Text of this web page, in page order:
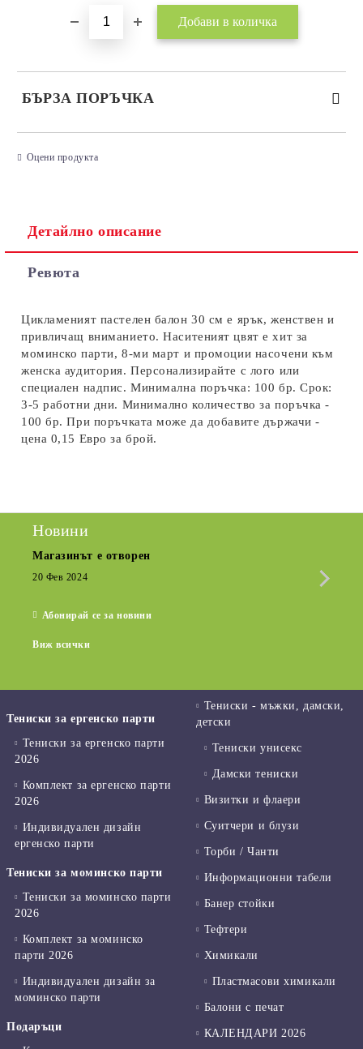
БЪРЗА ПОРЪЧКА
Оцени продукта
Детайлно описание
Ревюта
Цикламеният пастелен балон 30 см е ярък, женствен и
привличащ вниманието. Наситеният цвят е хит за
моминско парти, 8-ми март и промоции насочени към
женска аудитория. Персонализирайте с лого или
специален надпис. Минимална поръчка: 100 бр. Срок:
3-5 работни дни. Минимално количество за поръчка -
100 бр. При поръчката може да добавите държачи -
цена 0,15 Евро за брой.
Новини
Магазинът е отворен
20 Фев 2024
Абонирай се за новини
Виж всички
Тениски за ергенско парти
Тениски за ергенско парти
2026
Комплект за ергенско парти
2026
Индивидуален дизайн
ергенско парти
Тениски за моминско парти
Тениски за моминско парти
2026
Комплект за моминско
парти 2026
Индивидуален дизайн за
моминско парти
Подаръци
Тениски - мъжки, дамски,
детски
Тениски унисекс
Дамски тениски
Визитки и флаери
Суитчери и блузи
Торби / Чанти
Информационни табели
Банер стойки
Тефтери
Химикали
Пластмасови химикали
Балони с печат
КАЛЕНДАРИ 2026